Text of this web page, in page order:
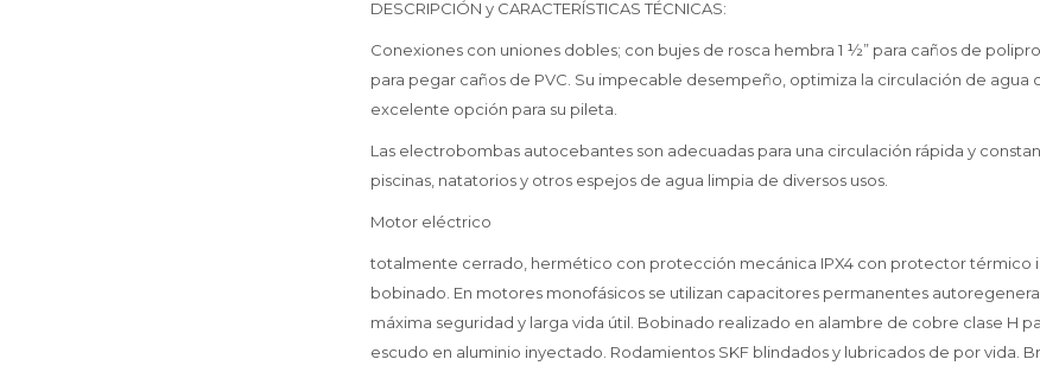
DESCRIPCIÓN y CARACTERÍSTICAS TÉCNICAS:
Conexiones con uniones dobles; con bujes de rosca hembra 1 ½” para caños de
para pegar caños de PVC. Su impecable desempeño, optimiza la circulación de agua
excelente opción para su pileta.
Las electrobombas autocebantes son adecuadas para una circulación rápida y
piscinas, natatorios y otros espejos de agua limpia de diversos usos.
Motor eléctrico
totalmente cerrado, hermético con protección mecánica IPX4 con protector térmico
bobinado. En motores monofásicos se utilizan capacitores permanentes
máxima seguridad y larga vida útil. Bobinado realizado en alambre de cobre clase H
escudo en aluminio inyectado. Rodamientos SKF blindados y lubricados de por vida.